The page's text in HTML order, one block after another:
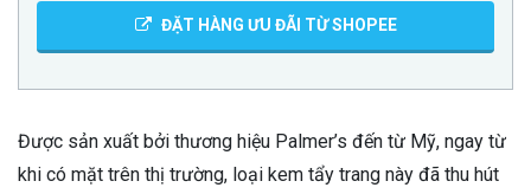
ĐẶT HÀNG ƯU ĐÃI TỪ SHOPEE
Được sản xuất bởi thương hiệu Palmer’s đến từ Mỹ, ngay từ
khi có mặt trên thị trường, loại kem tẩy trang này đã thu hút